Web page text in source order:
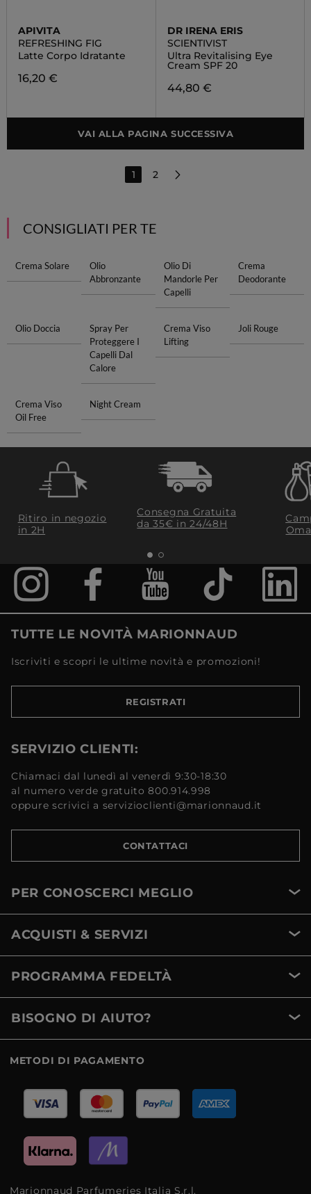
APIVITA
REFRESHING FIG
Latte Corpo Idratante
16,20 €
DR IRENA ERIS
SCIENTIVIST
Ultra Revitalising Eye
Cream SPF 20
44,80 €
VAI ALLA PAGINA SUCCESSIVA
1 2
CONSIGLIATI PER TE
Crema Solare
Olio
Abbronzante
Olio Di
Mandorle Per
Capelli
Crema
Deodorante
Olio Doccia
Spray Per
Proteggere I
Capelli Dal
Calore
Crema Viso
Lifting
Joli Rouge
Crema Viso
Oil Free
Night Cream
Ritiro in negozio
in 2H
Consegna Gratuita
da 35€​ in 24/48H
TUTTE LE NOVITÀ MARIONNAUD
Iscriviti e scopri le ultime novità e promozioni!
REGISTRATI
SERVIZIO CLIENTI:
Chiamaci dal lunedì al venerdì 9:30-18:30
al numero verde gratuito 800.914.998
oppure scrivici a servizioclienti@marionnaud.it
CONTATTACI
PER CONOSCERCI MEGLIO
ACQUISTI & SERVIZI
PROGRAMMA FEDELTÀ
BISOGNO DI AIUTO?
METODI DI PAGAMENTO
Marionnaud Parfumeries Italia S.r.l.